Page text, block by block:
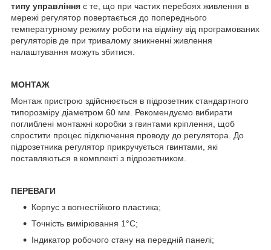
типу управління є те, що при частих перебоях живлення в
мережі регулятор повертається до попереднього
температурному режиму роботи на відміну від програмованих
регуляторів де при тривалому зникненні живлення
налаштування можуть збитися.
МОНТАЖ
Монтаж пристрою здійснюється в підрозетник стандартного
типорозміру діаметром 60 мм. Рекомендуємо вибирати
поглиблені монтажні коробки з гвинтами кріплення, щоб
спростити процес підключення проводу до регулятора. До
підрозетника регулятор прикручується гвинтами, які
поставляються в комплекті з підрозетником.
ПЕРЕВАГИ
Корпус з вогнестійкого пластика;
Точність вимірювання 1°С;
Індикатор робочого стану на передній панелі;